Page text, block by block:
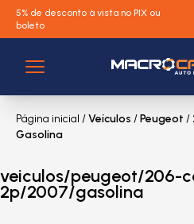
5% de desconto à vista no PIX ou
boleto
Página inicial /Veículos /Peugeot /
Gasolina
veiculos/peugeot/206-
2p/2007/gasolina